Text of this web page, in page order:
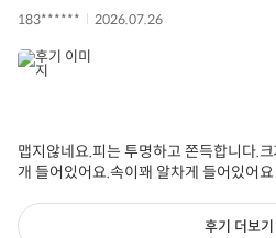
183******
2026.07.26
맵지않네요.피는 투명하고 쫀득합니다.
개 들어있어요.속이꽤 알차게 들어있어요
후기 더보기